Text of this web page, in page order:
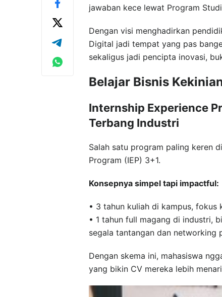
jawaban kece lewat Program
Dengan visi menghadirkan
Digital jadi tempat yang pas
sekaligus jadi pencipta inovasi,
Belajar Bisnis
Internship Experience
Terbang Industri
Salah satu program paling keren
Program (IEP) 3+1.
Konsepnya simpel tapi impactful:
• 3 tahun kuliah di kampus,
• 1 tahun full magang di industri,
segala tantangan dan networking
Dengan skema ini, mahasiswa
yang bikin CV mereka lebih